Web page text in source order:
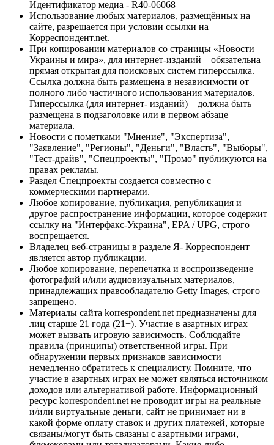
Идентификатор медиа - R40-06068
Использование любых материалов, размещённых на
сайте, разрешается при условии ссылки на
Корреспондент.net.
При копировании материалов со страницы «Новости
Украины и мира», для интернет-изданий – обязательна
прямая открытая для поисковых систем гиперссылка.
Ссылка должна быть размещена в независимости от
полного либо частичного использования материалов.
Гиперссылка (для интернет- изданий) – должна быть
размещена в подзаголовке или в первом абзаце
материала.
Новости с пометками "Мнение", "Экспертиза",
"Заявление", "Регионы", "Деньги", "Власть", "Выборы",
"Тест-драйв", "Спецпроекты", "Промо" публикуются на
правах рекламы.
Раздел Спецпроекты создается совместно с
коммерческими партнерами.
Любое копирование, публикация, републикация и
другое распространение информации, которое содержит
ссылку на "Интерфакс-Украина", EPA / UPG, строго
воспрещается.
Владелец веб-страницы в разделе Я- Корреспондент
является автор публикации.
Любое копирование, перепечатка и воспроизведение
фотографий и/или аудиовизуальных материалов,
принадлежащих правообладателю Getty Images, строго
запрещено.
Материалы сайта korrespondent.net предназначены для
лиц старше 21 года (21+). Участие в азартных играх
может вызвать игровую зависимость. Соблюдайте
правила (принципы) ответственной игры. При
обнаружении первых признаков зависимости
немедленно обратитесь к специалисту. Помните, что
участие в азартных играх не может являться источником
доходов или альтернативой работе. Информационный
ресурс korrespondent.net не проводит игры на реальные
и/или виртуальные деньги, сайт не принимает ни в
какой форме оплату ставок и других платежей, которые
связаны/могут быть связаны с азартными играми,